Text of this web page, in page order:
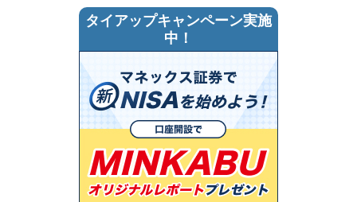
タイアップキャンペーン実施
中！